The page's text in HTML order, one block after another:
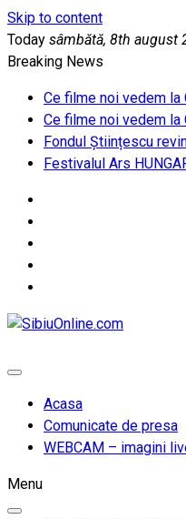
Skip to content
Today sâmbătă, 8th august
Breaking News
Ce filme noi vedem
Ce filme noi vedem
Fondul Științescu
Festivalul Ars
Acasa
Comunicate de presa
WEBCAM – imagini
Menu